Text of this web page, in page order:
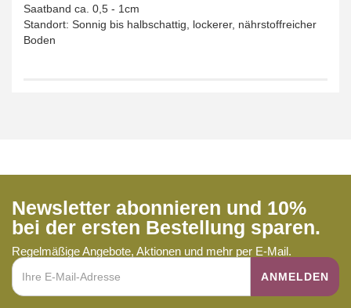
Saatband ca. 0,5 - 1cm
Standort: Sonnig bis halbschattig, lockerer, nährstoffreicher
Boden
Newsletter abonnieren und 10%
bei der ersten Bestellung sparen.
Regelmäßige Angebote, Aktionen und mehr per E-Mail.